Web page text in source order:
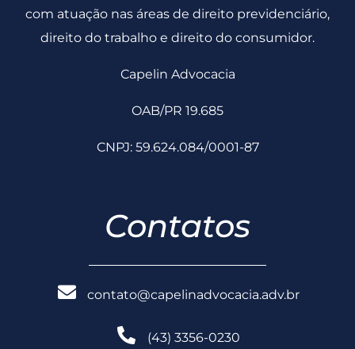
com atuação nas áreas de direito previdenciário,
direito do trabalho e direito do consumidor.
Capelin Advocacia
OAB/PR 19.685
CNPJ: 59.624.084/0001-87
Contatos
contato@capelinadvocacia.adv.br
(43) 3356-0230